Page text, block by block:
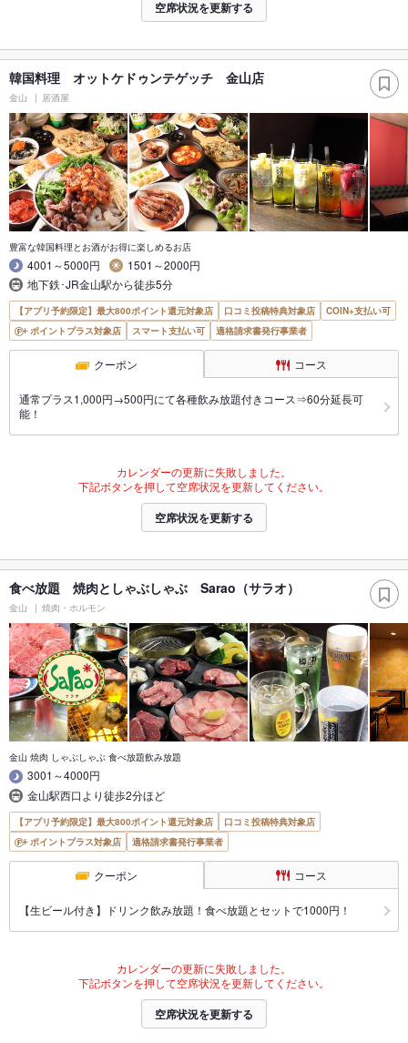
空席状況を更新する
韓国料理 オットケドゥンテゲッチ 金山店
金山 居酒屋
豊富な韓国料理とお酒がお得に楽しめるお店
4001～5000円
1501～2000円
地下鉄･JR金山駅から徒歩5分
【アプリ予約限定】最大800ポイント還元対象店 口コミ投稿特典対象店
COIN+支払い可
ポイントプラス対象店
スマート支払い可 適格請求書発行事業者
クーポン コース
通常プラス1,000円→500円にて各種飲み放題付きコース⇒60分延長可
能！
カレンダーの更新に失敗しました。
下記ボタンを押して空席状況を更新してください。
空席状況を更新する
食べ放題 焼肉としゃぶしゃぶ Sarao（サラオ）
金山 焼肉・ホルモン
金山 焼肉 しゃぶしゃぶ 食べ放題飲み放題
3001～4000円
金山駅西口より徒歩2分ほど
【アプリ予約限定】最大800ポイント還元対象店
口コミ投稿特典対象店
ポイントプラス対象店
適格請求書発行事業者
クーポン コース
【生ビール付き】ドリンク飲み放題！食べ放題とセットで1000円！
カレンダーの更新に失敗しました。
下記ボタンを押して空席状況を更新してください。
空席状況を更新する